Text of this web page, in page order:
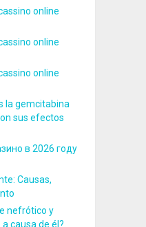
online
online
online
la gemcitabina
sus efectos
в 2026 году
Causas,
nefrótico y
causa de él?